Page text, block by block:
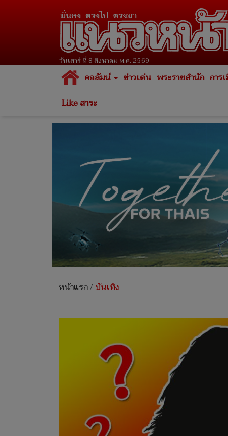
วันเสาร์ ที่ 8 สิงหาคม พ.ศ. 2569
คอลัมน์ ข่าวเด่น พระราชสำนัก การ
Like สาระ
หน้าแรก/บันเทิง